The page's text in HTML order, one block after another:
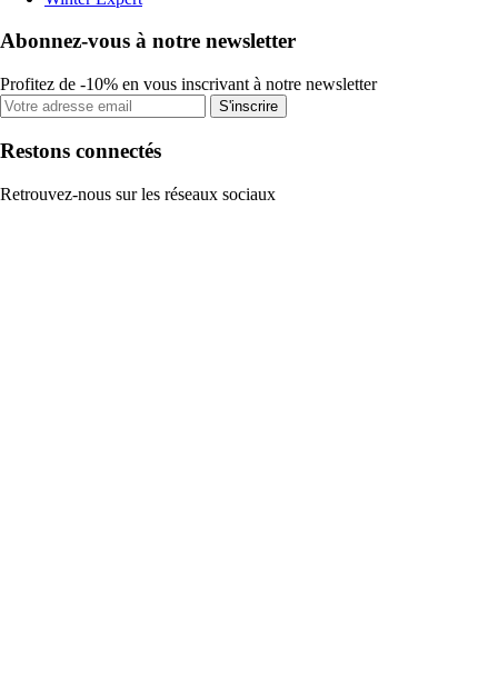
Abonnez-vous à notre newsletter
Profitez de -10% en vous inscrivant à notre newsletter
S'inscrire
Restons connectés
Retrouvez-nous sur les réseaux sociaux